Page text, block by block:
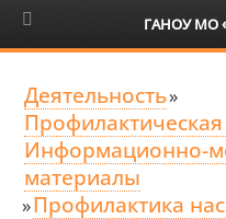
6+
Деятельность»
Информационно-
материалы
»Профилактика
ГАНОУ МО